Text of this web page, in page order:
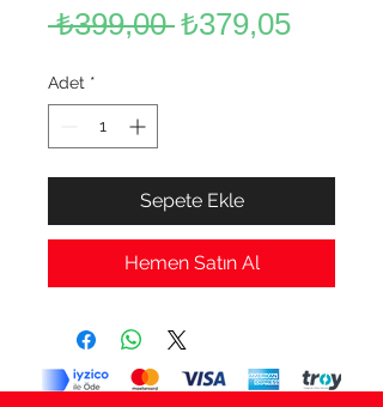
₺399,00 Normal
₺379,05İndirimli
Adet *
Sepete Ekle
Hemen Satın Al